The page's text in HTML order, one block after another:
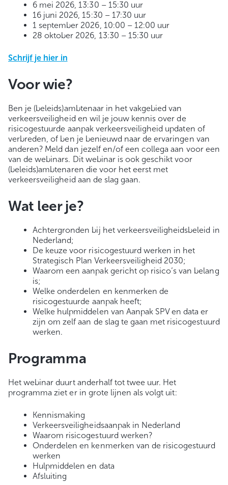
6 mei 2026, 13:30 – 15:30 uur
16 juni 2026, 15:30 – 17:30 uur
1 september 2026, 10:00 – 12:00 uur
28 oktober 2026, 13:30 – 15:30 uur
Schrijf je hier in
Voor wie?
Ben je (beleids)ambtenaar in het vakgebied van
verkeersveiligheid en wil je jouw kennis over de
risicogestuurde aanpak verkeersveiligheid updaten of
verbreden, of ben je benieuwd naar de ervaringen van
anderen? Meld dan jezelf en/of een collega aan voor een
van de webinars. Dit webinar is ook geschikt voor
(beleids)ambtenaren die voor het eerst met
verkeersveiligheid aan de slag gaan.
Wat leer je?
Achtergronden bij het verkeersveiligheidsbeleid in
Nederland;
De keuze voor risicogestuurd werken in het
Strategisch Plan Verkeersveiligheid 2030;
Waarom een aanpak gericht op risico’s van belang
is;
Welke onderdelen en kenmerken de
risicogestuurde aanpak heeft;
Welke hulpmiddelen van Aanpak SPV en data er
zijn om zelf aan de slag te gaan met risicogestuurd
werken.
Programma
Het webinar duurt anderhalf tot twee uur. Het
programma ziet er in grote lijnen als volgt uit:
Kennismaking
Verkeersveiligheidsaanpak in Nederland
Waarom risicogestuurd werken?
Onderdelen en kenmerken van de risicogestuurd
werken
Hulpmiddelen en data
Afsluiting